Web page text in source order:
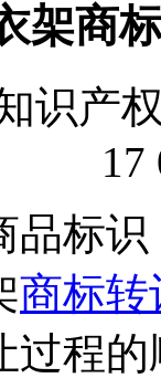
架商
识产
17
品标
商标转
过程